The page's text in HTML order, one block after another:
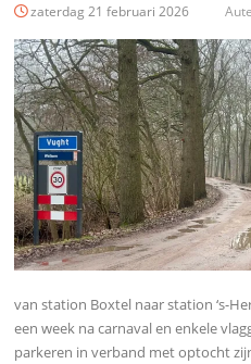
zaterdag 21 februari 2026
van station Boxtel naar station ‘s-
een week na carnaval en enkele
parkeren in verband met optocht